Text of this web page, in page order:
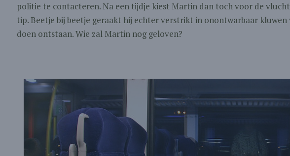
politie te contacteren. Na een tijdje kiest Martin dan toch voor de
tip. Beetje bij beetje geraakt hij echter verstrikt in onontwarbaar kluwen
doen ontstaan. Wie zal Martin nog geloven?